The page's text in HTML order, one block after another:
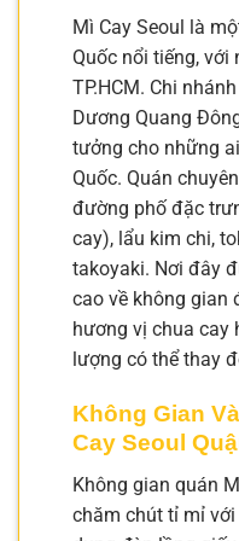
Mì Cay Seoul là
Quốc nổi tiếng, với
TP.HCM. Chi
Dương Quang
tưởng cho những
Quốc. Quán
đường phố đặc
cay), lẩu kim chi,
takoyaki. Nơi đây
cao về không gian
hương vị chua cay
lượng có thể thay
Không Gian
Cay Seoul
Không gian quán
chăm chút tỉ mỉ